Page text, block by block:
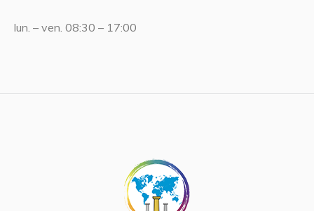
lun. – ven. 08:30 – 17:00